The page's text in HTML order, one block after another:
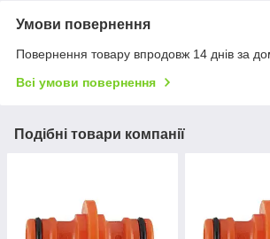
Умови повернення
Повернення товару впродовж 14 днів за
Всі умови повернення
Подібні товари компанії